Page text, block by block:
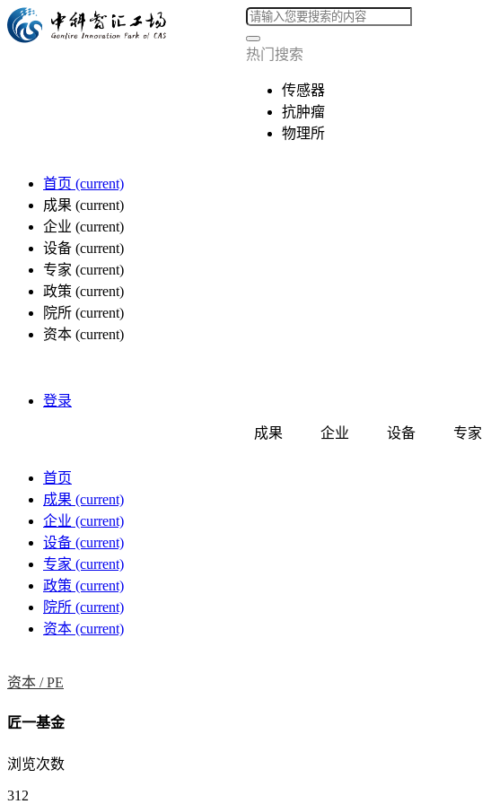
热门搜索
传感器
抗肿瘤
物理所
首页 (current)
成果 (current)
企业 (current)
设备 (current)
专家 (current)
政策 (current)
院所 (current)
资本 (current)
登录
成果 企业 设备 专家
首页
成果 (current)
企业 (current)
设备 (current)
专家 (current)
政策 (current)
院所 (current)
资本 (current)
资本 /PE
匠一基金
浏览次数
312